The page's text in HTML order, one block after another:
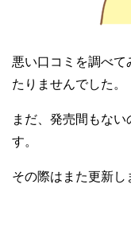
悪い口コミを調べて
たりませんでした。
まだ、発売間もな
す。
その際はまた更新し